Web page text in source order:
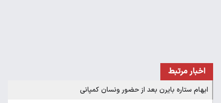
اخبار مرتبط
ابهام ستاره بایرن بعد از حضور ونسان کمپانی